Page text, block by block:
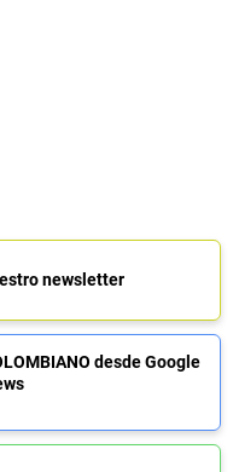
newsletter
desde Google